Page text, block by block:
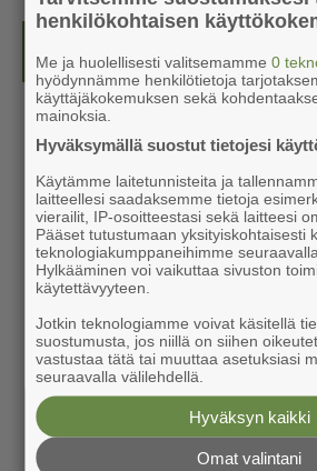
Kesälehti (ilmainen)
henkilökohtaisen
Me ja huolellisesti valitsemamme0
hyödynnämme henkilötietoja
käyttäjäkokemuksen sekä
mainoksia.
Hyväksymällä suostut tietojesi
Käytämme laitetunnisteita ja
laitteellesi saadaksemme tietoja
vierailit, IP-osoitteestasi sekä laitteesi
Pääset tutustumaan yksityiskohtaisesti
teknologiakumppaneihimme
Hylkääminen voi vaikuttaa sivuston
käytettävyyteen.
Jotkin teknologiamme voivat käsitellä
suostumusta, jos niillä on siihen
vastustaa tätä tai muuttaa asetuksiasi
seuraavalla välilehdellä.
Hyväksyn kaikki
Omat valintani